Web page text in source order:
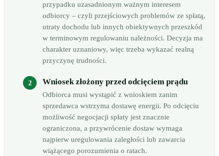
przypadku uzasadnionym ważnym interesem
odbiorcy – czyli przejściowych problemów ze spłatą,
utraty dochodu lub innych obiektywnych przeszkód
w terminowym regulowaniu należności. Decyzja ma
charakter uznaniowy, więc trzeba wykazać realną
przyczynę trudności.
Wniosek złożony przed odcięciem prądu
Odbiorca musi wystąpić z wnioskiem zanim
sprzedawca wstrzyma dostawę energii. Po odcięciu
możliwość negocjacji spłaty jest znacznie
ograniczona, a przywrócenie dostaw wymaga
najpierw uregulowania zaległości lub zawarcia
wiążącego porozumienia o ratach.